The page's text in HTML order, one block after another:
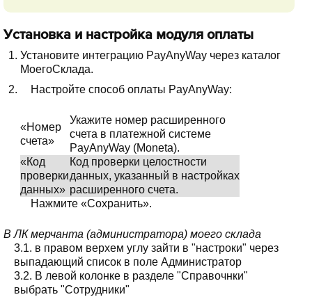
Установка и настройка модуля оплаты
Установите интеграцию PayAnyWay через каталог
МоегоСклада.
Настройте способ оплаты PayAnyWay:
«Номер
счета»
Укажите номер расширенного
счета в платежной системе
PayAnyWay (Moneta).
«Код
проверки
данных»
Код проверки целостности
данных, указанный в настройках
расширенного счета.
Нажмите «Сохранить».
В ЛК мерчанта (администратора) моего склада
3.1. в правом верхем углу зайти в "настроки" через
выпадающий список в поле Администратор
3.2. В левой колонке в разделе "Справочнки"
выбрать "Сотрудники"